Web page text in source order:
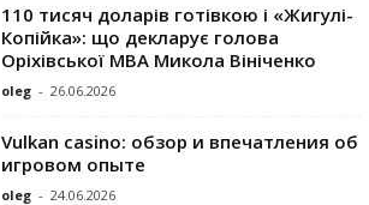
110 тисяч доларів готівкою і «Жигулі-
Копійка»: що декларує голова
Оріхівської МВА Микола Вініченко
oleg - 26.06.2026
Vulkan casino: обзор и впечатления об
игровом опыте
oleg - 24.06.2026